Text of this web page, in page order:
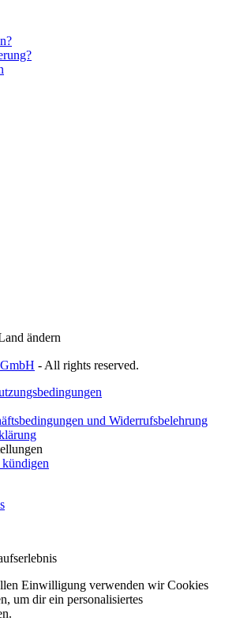
ändern
- All rights reserved.
und Widerrufsbelehrung
Einwilligung verwenden wir Cookies
um dir ein personalisiertes